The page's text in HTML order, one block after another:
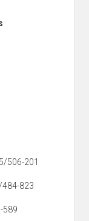
506-201
484-823
589